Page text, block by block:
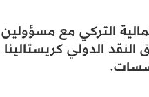
التركي مع مسؤولين
النقد الدولي